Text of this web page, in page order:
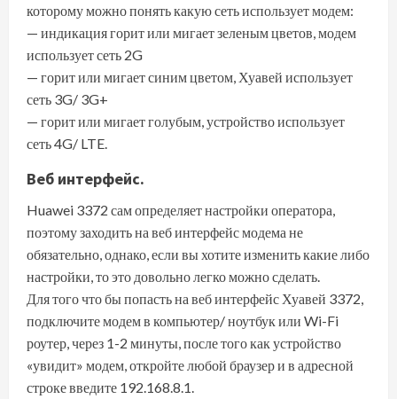
которому можно понять какую сеть использует модем:
— индикация горит или мигает зеленым цветов, модем
использует сеть 2G
— горит или мигает синим цветом, Хуавей использует
сеть 3G/ 3G+
— горит или мигает голубым, устройство использует
сеть 4G/ LTE.
Веб интерфейс.
Huawei 3372 сам определяет настройки оператора,
поэтому заходить на веб интерфейс модема не
обязательно, однако, если вы хотите изменить какие либо
настройки, то это довольно легко можно сделать.
Для того что бы попасть на веб интерфейс Хуавей 3372,
подключите модем в компьютер/ ноутбук или Wi-Fi
роутер, через 1-2 минуты, после того как устройство
«увидит» модем, откройте любой браузер и в адресной
строке введите 192.168.8.1.